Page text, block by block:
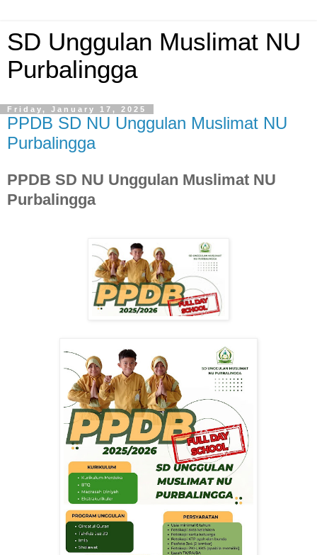
SD Unggulan Muslimat NU
Purbalingga
Friday, January 17, 2025
PPDB SD NU Unggulan Muslimat NU
Purbalingga
PPDB SD NU Unggulan Muslimat NU
Purbalingga